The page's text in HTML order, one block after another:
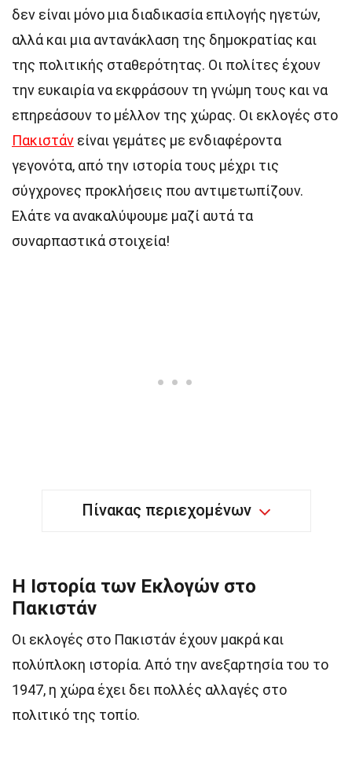
δεν είναι μόνο μια διαδικασία επιλογής ηγετών,
αλλά και μια αντανάκλαση της δημοκρατίας και
της πολιτικής σταθερότητας. Οι πολίτες έχουν
την ευκαιρία να εκφράσουν τη γνώμη τους και να
επηρεάσουν το μέλλον της χώρας. Οι εκλογές στο
Πακιστάν είναι γεμάτες με ενδιαφέροντα
γεγονότα, από την ιστορία τους μέχρι τις
σύγχρονες προκλήσεις που αντιμετωπίζουν.
Ελάτε να ανακαλύψουμε μαζί αυτά τα
συναρπαστικά στοιχεία!
Πίνακας περιεχομένων
Η Ιστορία των Εκλογών στο
Πακιστάν
Οι εκλογές στο Πακιστάν έχουν μακρά και
πολύπλοκη ιστορία. Από την ανεξαρτησία του το
1947, η χώρα έχει δει πολλές αλλαγές στο
πολιτικό της τοπίο.